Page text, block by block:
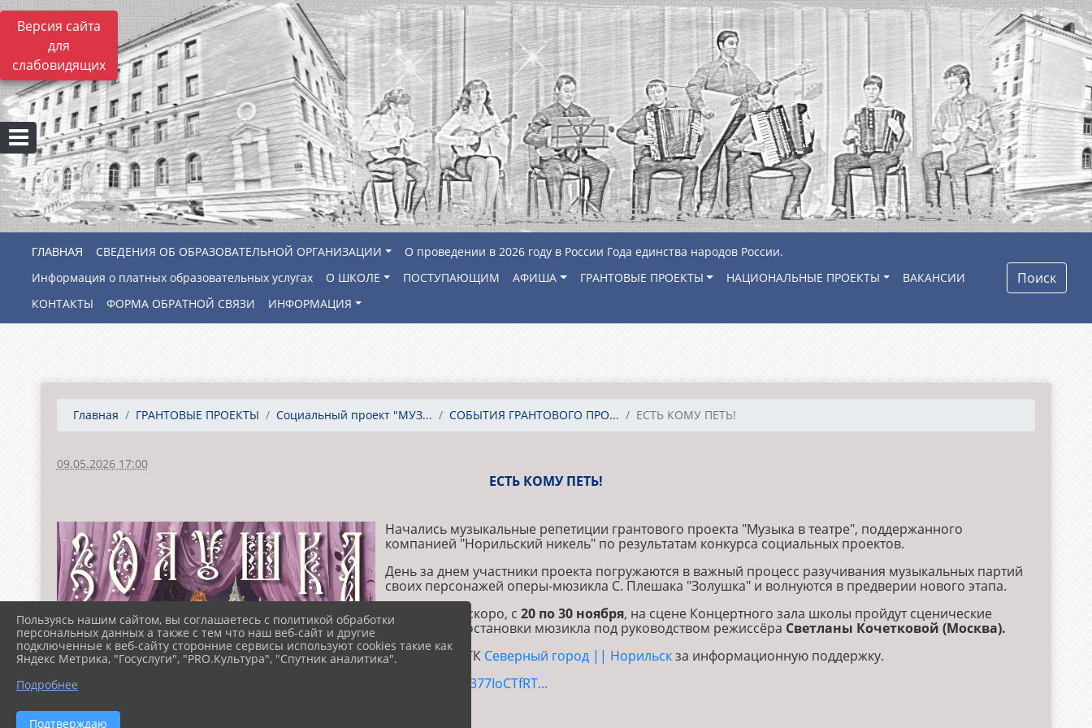
Версия сайта
для
слабовидящих
СВЕДЕНИЯ ОБ ОБРАЗОВАТЕЛЬНОЙ ОРГАНИЗАЦИИ
О проведении в 2026 году в России Года единства народов России.
Информация о платных образовательных услугах
О ШКОЛЕ ПОСТУПАЮЩИМ АФИША ГРАНТОВЫЕ ПРОЕКТЫ НАЦИОНАЛЬНЫЕ ПРОЕКТЫ
ВАКАНСИИ
КОНТАКТЫ
ФОРМА ОБРАТНОЙ СВЯЗИ ИНФОРМАЦИЯ
Поиск
Главная ГРАНТОВЫЕ ПРОЕКТЫ Социальный проект "МУЗ... СОБЫТИЯ ГРАНТОВОГО ПРО... ЕСТЬ КОМУ ПЕТЬ!
09.05.2026 17:00
ЕСТЬ КОМУ ПЕТЬ!
Начались музыкальные репетиции грантового проекта "Музыка в театре", поддержанного
компанией "Норильский никель" по результатам конкурса социальных проектов.
День за днем участники проекта погружаются в важный процесс разучивания музыкальных партий
своих персонажей оперы-мюзикла С. Плешака "Золушка" и волнуются в предверии нового этапа.
Ведь совсем скоро, с 20 по 30 ноября, на сцене Концертного зала школы пройдут сценические
репетиции постановки мюзикла под руководством режиссёра Светланы Кочетковой (Москва).
Благодарим ТК Северный город || Норильскза информационную поддержку.
share.google/377IoCTfRT...
Пользуясь нашим сайтом, вы соглашаетесь с политикой обработки
персональных данных а также с тем что наш веб-сайт и другие
подключенные к веб-сайту сторонние сервисы используют cookies такие как
Яндекс Метрика, "Госуслуги", "PRO.Культура", "Спутник аналитика".
Подробнее
Подтверждаю